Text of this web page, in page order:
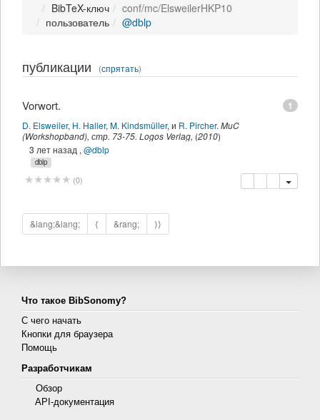
BibTeX-ключ
conf/mc/ElsweilerHKP10
пользователь
@dblp
публикации (спрятать)
1
Vorwort.
D. Elsweiler, H. Haller, M. Kindsmüller, и R. Pircher. MuC
(Workshopband), стр. 73-75. Logos Verlag, (2010)
3 лет назад ,@dblp
dblp
(0) копировать
удалить
&lang;&lang; ⟨ &rang; ⟩⟩
Что такое BibSonomy?
С чего начать
Кнопки для браузера
Помощь
Разработчикам
Обзор
API-документация